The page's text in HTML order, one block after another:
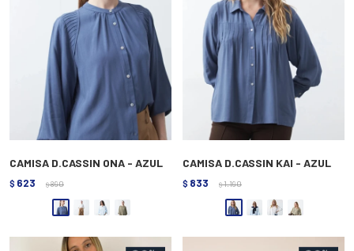
CAMISA D.CASSIN ONA - AZUL
$ 623 $ 890
CAMISA D.CASSIN KAI - AZUL
$ 833 $ 1.190